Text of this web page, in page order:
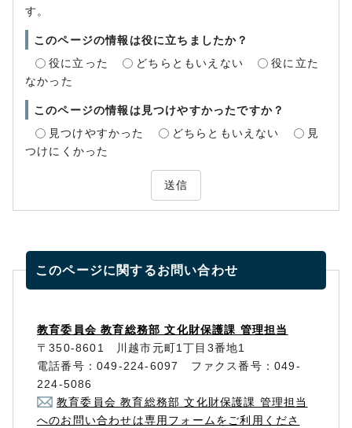
す。
このページの情報は役に立ちましたか？
役に立った
どちらともいえない
役に立た
なかった
このページの情報は見つけやすかったですか？
見つけやすかった
どちらともいえない
見
つけにくかった
送信
このページに関するお問い合わせ
教育委員会 教育総務部 文化財保護課 管理担当
〒350-8601 川越市元町1丁目3番地1
電話番号：049-224-6097 ファクス番号：049-
224-5086
教育委員会 教育総務部 文化財保護課 管理担当
へのお問い合わせは専用フォームをご利用くださ